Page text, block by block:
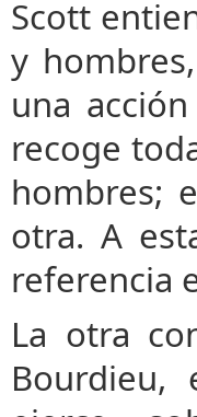
Scott
y
una
recoge
hombres;
otra. A
referencia
La otra
Bourdieu,